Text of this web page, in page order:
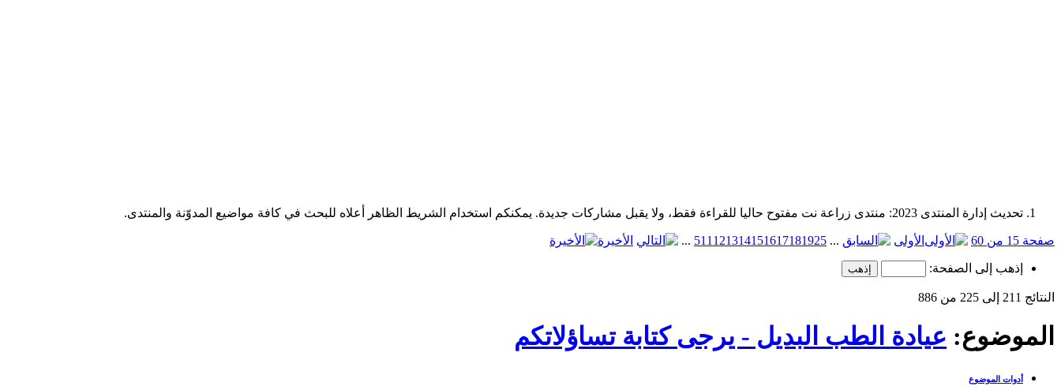
تحديث إدارة المنتدى 2023: منتدى زراعة نت مفتوح حاليا للقراءة فقط، ولا يقبل مشاركات جديدة. يمكنكم استخدام الشريط الظاهر أعلاه للبحث في كافة مواضيع المدوّنة والمنتدى.
صفحة 15 من 60 الأولى ...
511 121314151617181925
... الأخيرة
إذهب إلى الصفحة:
النتائج 211 إلى 225 من 886
الموضوع: عيادة الطب البديل - يرجى كتابة تساؤلاتكم
أدوات الموضوع